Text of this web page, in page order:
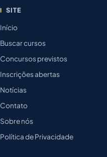
SITE
Início
Buscar cursos
Concursos previstos
Inscrições abertas
Notícias
Contato
Sobre nós
Política de Privacidade